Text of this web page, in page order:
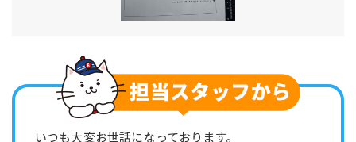
いつも大変お世話になっております。